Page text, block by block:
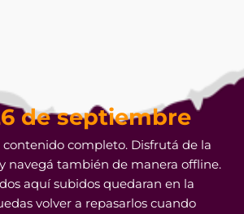
de septiembre
contenido completo. Disfrutá de la
navegá también de manera offline.
aquí subidos quedaran en la
volver a repasarlos cuando